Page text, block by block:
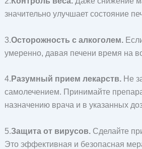
значительно улучшает состояние
3.Осторожность с алкоголем.
умеренно, давая печени время на
4. Разумный прием лекарств.Не
самолечением. Принимайте
назначению врача и в указанных
5.Защита от вирусов.Сделайте
Это эффективная и безопасная